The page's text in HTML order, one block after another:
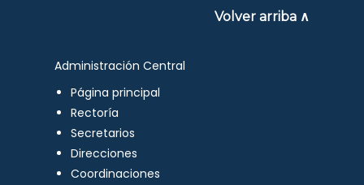
Volver arriba ∧
Administración Central
Página principal
Rectoría
Secretarios
Direcciones
Coordinaciones